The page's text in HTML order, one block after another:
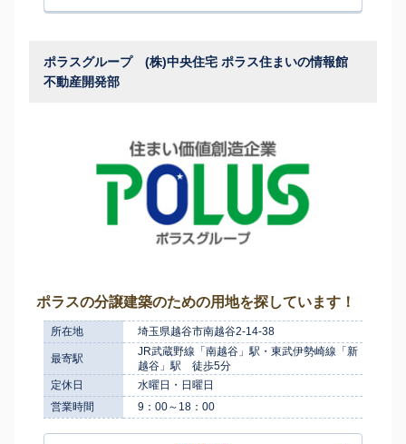
ポラスグループ (株)中央住宅 ポラス住まいの情報館
不動産開発部
ポラスの分譲建築のための用地を探しています！
所在地 埼玉県越谷市南越谷2-14-38
最寄駅
JR武蔵野線「南越谷」駅・東武伊勢崎線「新
越谷」駅 徒歩5分
定休日
水曜日・日曜日
営業時間
9：00～18：00